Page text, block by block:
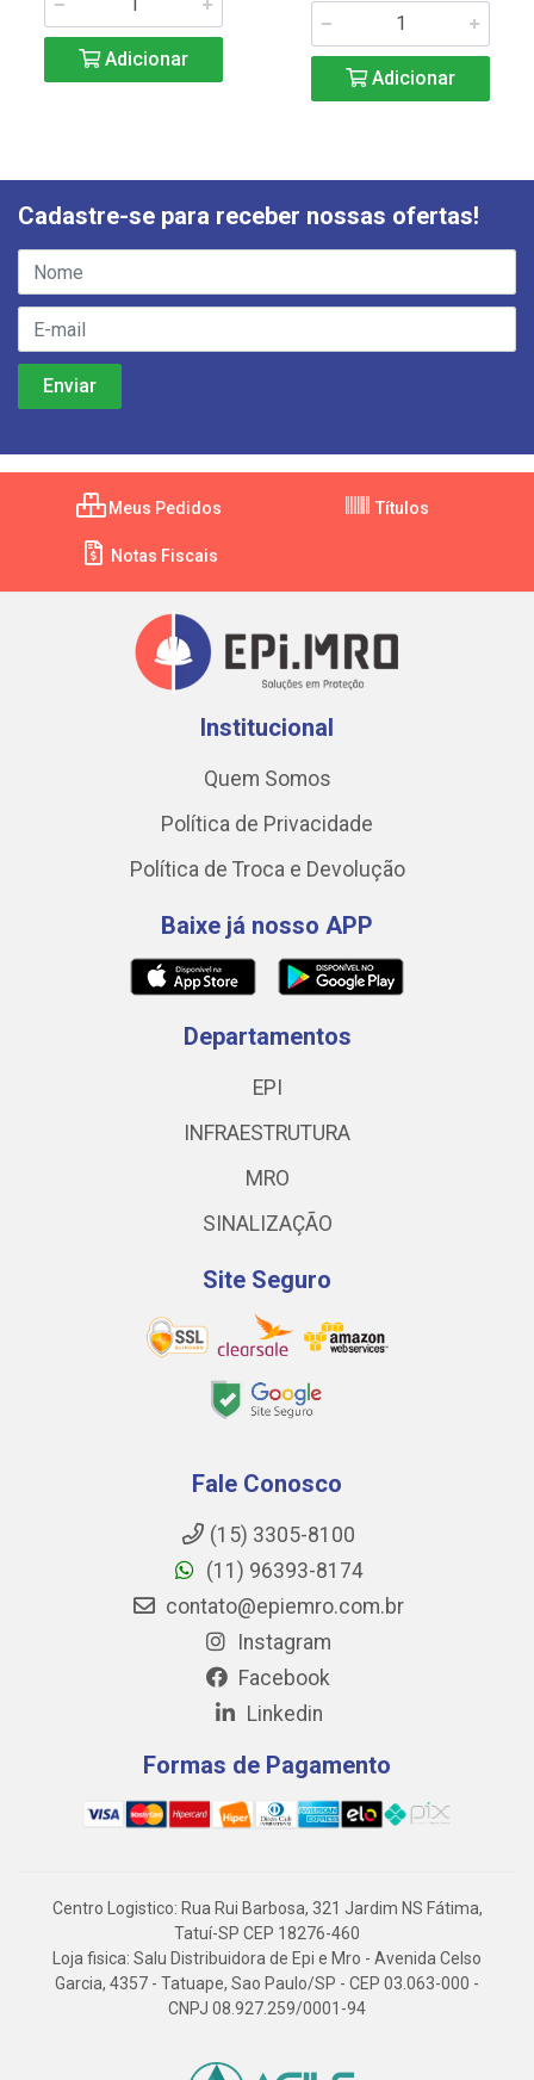
Adicionar
Adicionar
Cadastre-se para receber nossas ofertas!
Meus Pedidos Títulos
Notas Fiscais
Institucional
Quem Somos
Política de Privacidade
Política de Troca e Devolução
Baixe já nosso APP
Departamentos
EPI
INFRAESTRUTURA
MRO
SINALIZAÇÃO
Site Seguro
Fale Conosco
(15) 3305-8100
(11) 96393-8174
contato@epiemro.com.br
Instagram
Facebook
Linkedin
Formas de Pagamento
Centro Logistico: Rua Rui Barbosa, 321 Jardim NS Fátima,
Tatuí-SP CEP 18276-460
Loja fisica: Salu Distribuidora de Epi e Mro - Avenida Celso
Garcia, 4357 - Tatuape, Sao Paulo/SP - CEP 03.063-000 -
CNPJ 08.927.259/0001-94